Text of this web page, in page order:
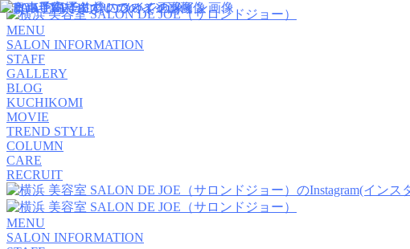
MENU
SALON INFORMATION
STAFF
GALLERY
BLOG
KUCHIKOMI
MOVIE
TREND STYLE
COLUMN
CARE
RECRUIT
MENU
SALON INFORMATION